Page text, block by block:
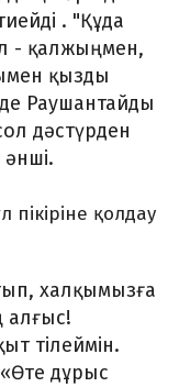
. "Құда
- қалжыңмен,
қызды
Раушантайды
дәстүрден
қолдау
халқымызға
алғыс!
тілеймін.
дұрыс